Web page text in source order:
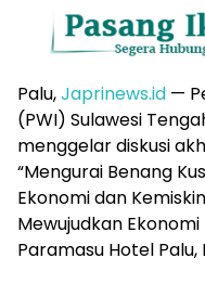
Palu,Japrinews.id —
(PWI) Sulawesi
menggelar diskusi
“Mengurai Benang
Ekonomi dan
Mewujudkan
Paramasu Hotel Palu,